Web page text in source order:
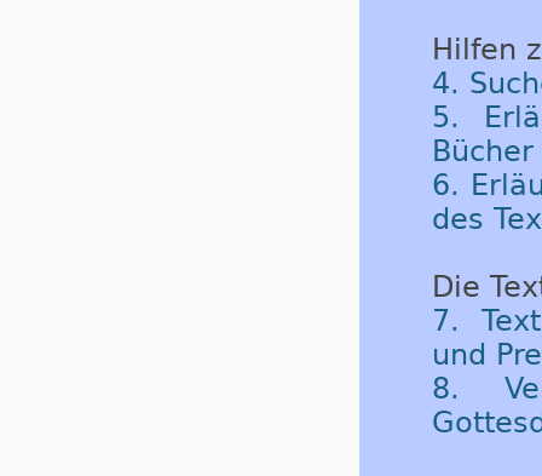
Hilfen
4.
5.
6.
des
Die
7.
und
8.